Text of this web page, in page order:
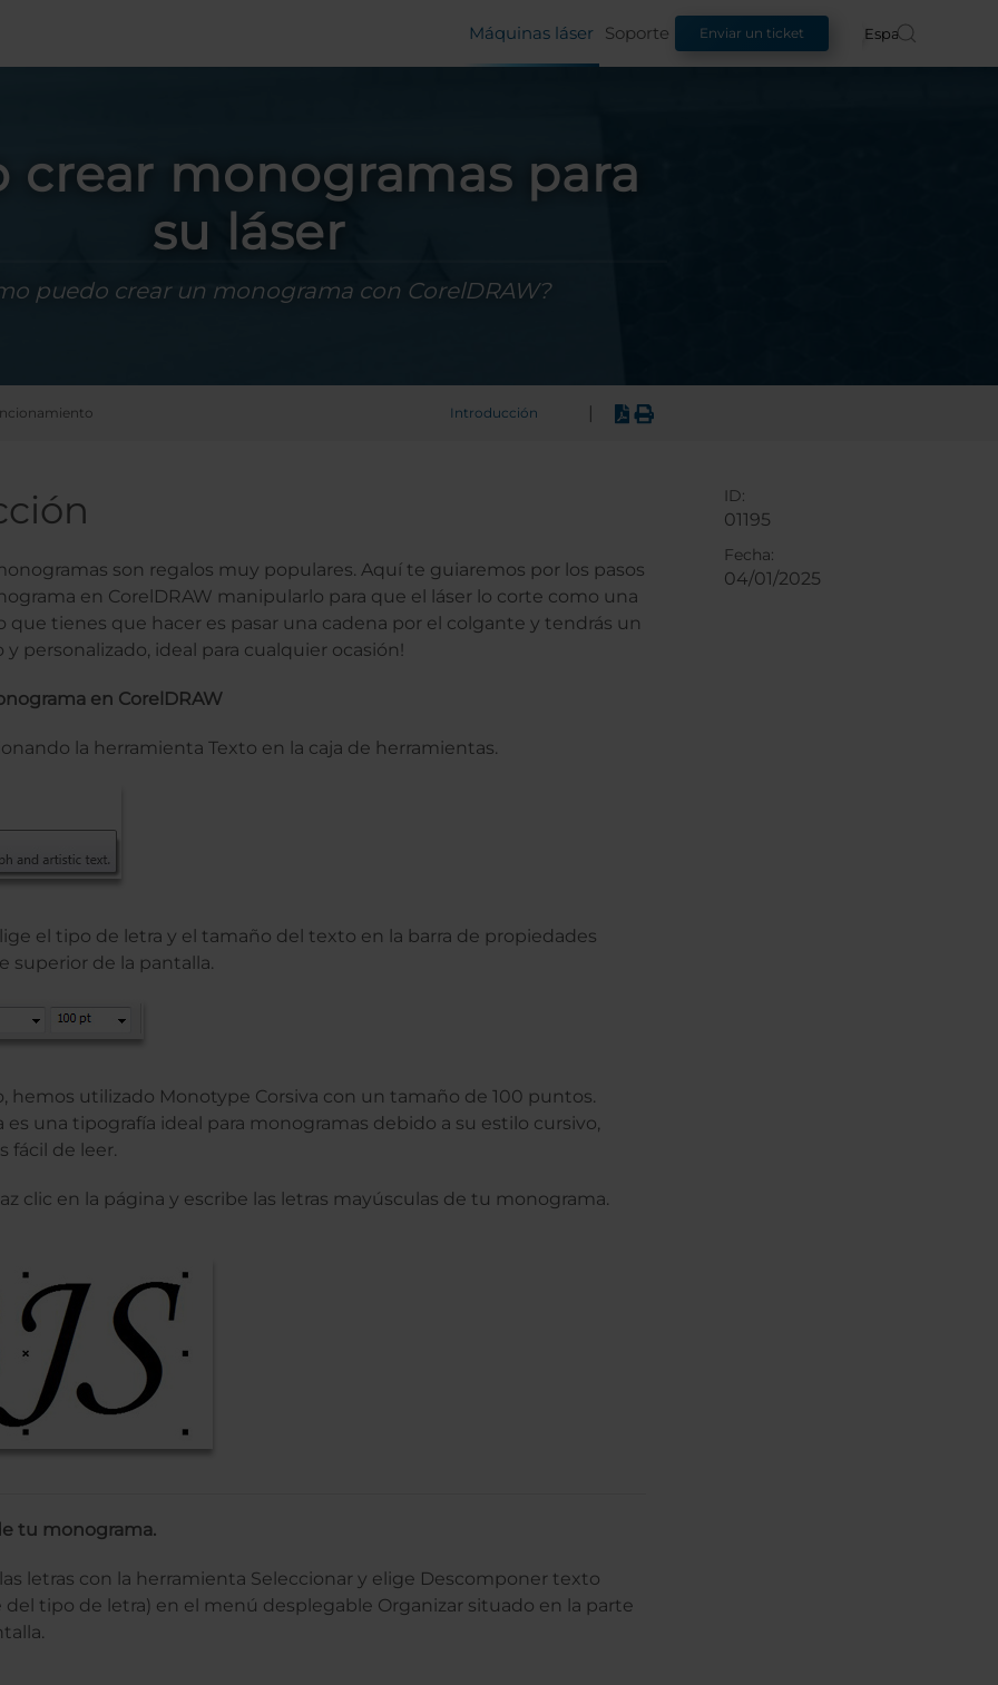
Máquinas láser Soporte Enviar un ticket Español
crear monogramas para
su láser
puedo crear un monograma con CorelDRAW?
Introducción
son regalos muy populares. Aquí te guiaremos por los pasos
en CorelDRAW manipularlo para que el láser lo corte como una
que tienes que hacer es pasar una cadena por el colgante y tendrás un
y personalizado, ideal para cualquier ocasión!
en CorelDRAW
la herramienta Texto en la caja de herramientas.
el tipo de letra y el tamaño del texto en la barra de propiedades
superior de la pantalla.
hemos utilizado Monotype Corsiva con un tamaño de 100 puntos.
es una tipografía ideal para monogramas debido a su estilo cursivo,
fácil de leer.
clic en la página y escribe las letras mayúsculas de tu monograma.
tu monograma.
letras con la herramienta Seleccionar y elige Descomponer texto
tipo de letra) en el menú desplegable Organizar situado en la parte
ID:
01195
Fecha:
04/01/2025